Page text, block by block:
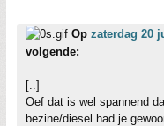
Op zaterdag 20
volgende:
[..]
Oef dat is wel spannend
bezine/diesel had je